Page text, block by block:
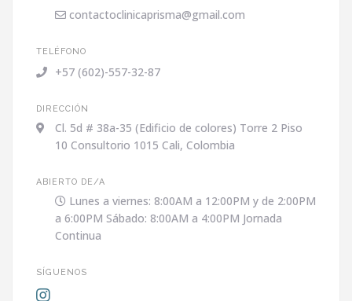
contactoclinicaprisma@gmail.com
TELÉFONO
+57 (602)-557-32-87
DIRECCIÓN
Cl. 5d # 38a-35 (Edificio de colores) Torre 2 Piso
10 Consultorio 1015 Cali, Colombia
ABIERTO DE/A
Lunes a viernes: 8:00AM a 12:00PM y de 2:00PM
a 6:00PM Sábado: 8:00AM a 4:00PM Jornada
Continua
SÍGUENOS